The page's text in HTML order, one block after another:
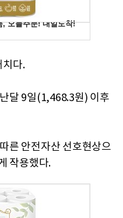
치다.
달 9일(1,468.3원) 이후
른 안전자산 선호현상으
작용했다.